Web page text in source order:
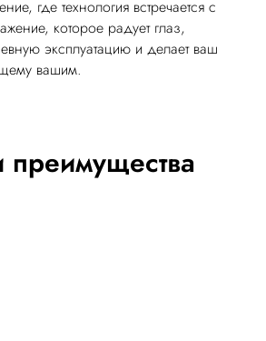
где технология встречается с
которое радует глаз,
эксплуатацию и делает ваш
вашим.